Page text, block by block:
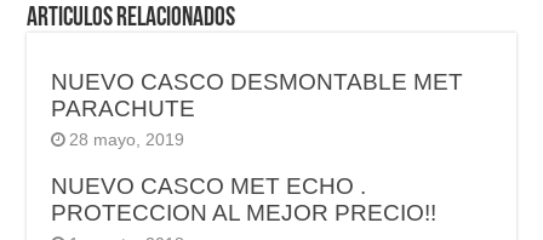
Articulos relacionados
NUEVO CASCO DESMONTABLE MET
PARACHUTE
28 mayo, 2019
NUEVO CASCO MET ECHO .
PROTECCION AL MEJOR PRECIO!!